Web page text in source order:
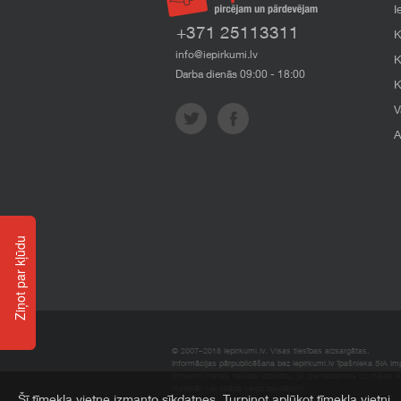
+371 25113311
info@iepirkumi.lv
Darba dienās 09:00 - 18:00
© 2007–2018 Iepirkumi.lv. Visas tiesības aizsargātas.
Informācijas pārpublicēšana bez iepirkumi.lv īpašnieka SIA
Ziņot par kļūdu